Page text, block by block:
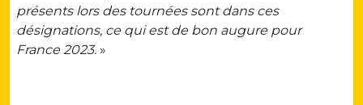
présents lors des tournées sont dans ces
désignations, ce qui est de bon augure pour
France 2023. »